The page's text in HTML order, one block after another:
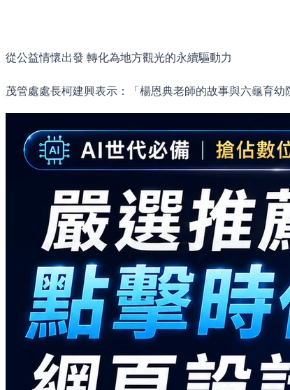
從公益情懷出發 轉化為地方觀光的永續驅動力
茂管處處長柯建興表示：「楊恩典老師的故事與六龜育幼